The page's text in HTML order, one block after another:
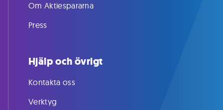
Om Aktiespararna
Press
Hjälp och övrigt
Kontakta oss
Verktyg